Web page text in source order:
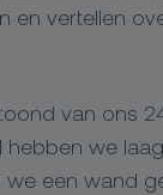
en vertellen
van ons
hebben we
we een wand